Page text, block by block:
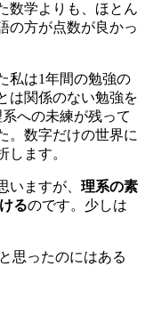
数学よりも、ほとん
の方が点数が良かっ
私は1年間の勉強の
は関係のない勉強を
への未練が残って
。数字だけの世界に
します。
いますが、 理系の素
るのです。少しは
思ったのにはある